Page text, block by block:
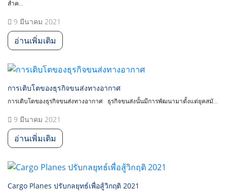
สำค...
9 มีนาคม 2021
อ่านเพิ่มเติม
การเติบโตของธุรกิจขนส่งทางอากาศ
การเติบโตของธุรกิจขนส่งทางอากาศ ธุรกิจขนส่งนั้นมีการพัฒนามาตั้งแต่ยุคสมั...
9 มีนาคม 2021
อ่านเพิ่มเติม
Cargo Planes ปรับกลยุทธ์เพื่อสู้วิกฤติ 2021